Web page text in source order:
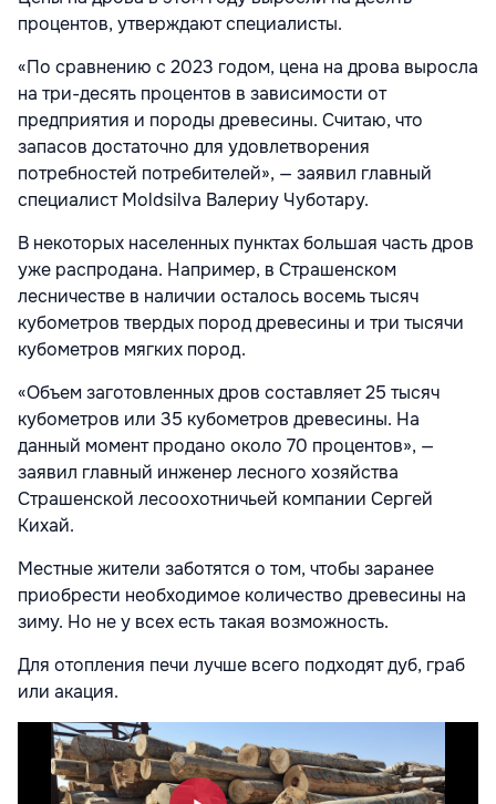
процентов, утверждают специалисты.
«По сравнению с 2023 годом, цена на дрова выросла
на три-десять процентов в зависимости от
предприятия и породы древесины. Считаю, что
запасов достаточно для удовлетворения
потребностей потребителей», — заявил главный
специалист Moldsilva Валериу Чуботару.
В некоторых населенных пунктах большая часть дров
уже распродана. Например, в Страшенском
лесничестве в наличии осталось восемь тысяч
кубометров твердых пород древесины и три тысячи
кубометров мягких пород.
«Объем заготовленных дров составляет 25 тысяч
кубометров или 35 кубометров древесины. На
данный момент продано около 70 процентов», —
заявил главный инженер лесного хозяйства
Страшенской лесоохотничьей компании Сергей
Кихай.
Местные жители заботятся о том, чтобы заранее
приобрести необходимое количество древесины на
зиму. Но не у всех есть такая возможность.
Для отопления печи лучше всего подходят дуб, граб
или акация.